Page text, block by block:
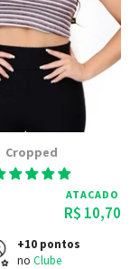
Cropped
ATACADO
R$ 10,70
+10 pontos
no Clube